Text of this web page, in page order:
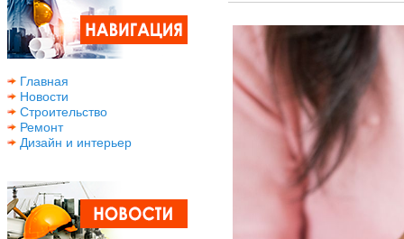
Главная
Новости
Строительство
Ремонт
Дизайн и интерьер